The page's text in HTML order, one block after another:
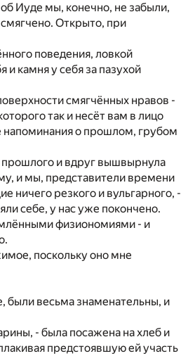
Иуде мы, конечно, не забыли,
Открыто, при
поведения, ловкой
и камня у себя за пазухой
смягчённых нравов -
так и несёт вам в лицо
напоминания о прошлом, грубом
прошлого и вдруг вышвырнула
и мы, представители времени
ничего резкого и вульгарного, -
себе, у нас уже покончено.
физиономиями - и
поскольку оно мне
были весьма знаменательны, и
- была посажена на хлеб и
предстоявшую ей участь